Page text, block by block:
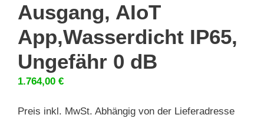
Ausgang, AIoT
App,Wasserdicht IP65,
Ungefähr 0 dB
1.764,00 €
Preis inkl. MwSt. Abhängig von der Lieferadresse